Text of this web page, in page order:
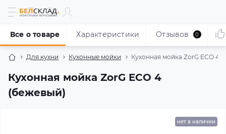
Для кухни Кухонные мойки Кухонная мойка ZorG ECO 4
Кухонная мойка ZorG ECO 4
(бежевый)
Все о товаре Характеристики Отзывов 0
нет в наличии